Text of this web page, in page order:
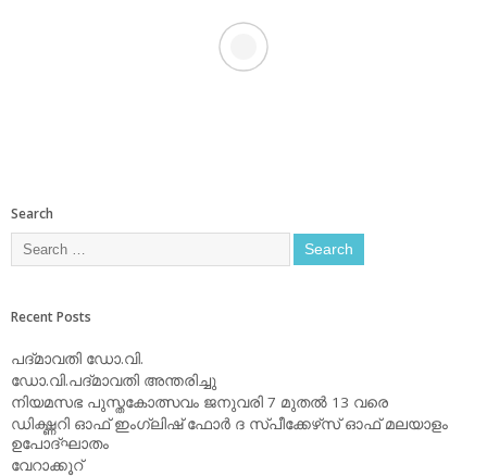
Search
Recent Posts
പദ്മാവതി ഡോ.വി.
ഡോ.വി.പദ്മാവതി അന്തരിച്ചു
നിയമസഭ പുസ്തകോത്സവം ജനുവരി 7 മുതല്‍ 13 വരെ
ഡിക്ഷ്ണറി ഓഫ് ഇംഗ്ലിഷ് ഫോര്‍ ദ സ്പീക്കേഴ്‌സ് ഓഫ് മലയാളം
ഉപോദ്ഘാതം
വേറാക്കൂറ്